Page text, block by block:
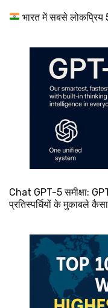
भारत में सबसे लोकप्रिय
Chat GPT-5 समीक्षा:
प्रतिस्पर्धियों के मुकाबले